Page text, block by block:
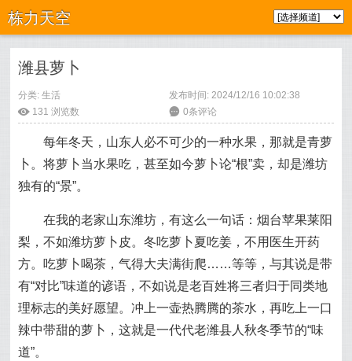
栋力天空
潍县萝卜
分类:生活
发布时间: 2024/12/16 10:02:38
ė 131 浏览数 6 0条评论
每年冬天，山东人必不可少的一种水果，那就是青萝
卜。将萝卜当水果吃，甚至如今萝卜论“根”卖，却是潍坊
独有的“景”。
在我的老家山东潍坊，有这么一句话：烟台苹果莱阳
梨，不如潍坊萝卜皮。冬吃萝卜夏吃姜，不用医生开药
方。吃萝卜喝茶，气得大夫满街爬……等等，与其说是带
有“对比”味道的谚语，不如说是老百姓将三者归于同类地
理标志的美好愿望。冲上一壶热腾腾的茶水，再吃上一口
辣中带甜的萝卜，这就是一代代老潍县人秋冬季节的“味
道”。